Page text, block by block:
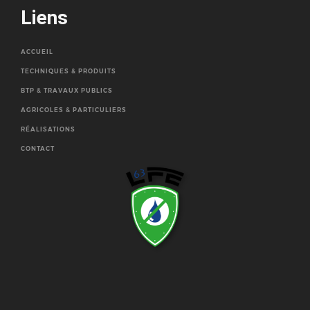
Liens
ACCUEIL
TECHNIQUES & PRODUITS
BTP & TRAVAUX PUBLICS
AGRICOLES & PARTICULIERS
RÉALISATIONS
CONTACT